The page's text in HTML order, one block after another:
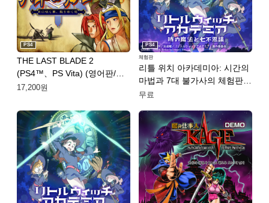
THE LAST BLADE 2
(PS4™、PS Vita) (영어판/일
어판)
PS4
17,200원
리틀 위치 아카데미아: 시간의
마법과 7대 불가사의 체험판
(일어판)
PS4
체험판
무료